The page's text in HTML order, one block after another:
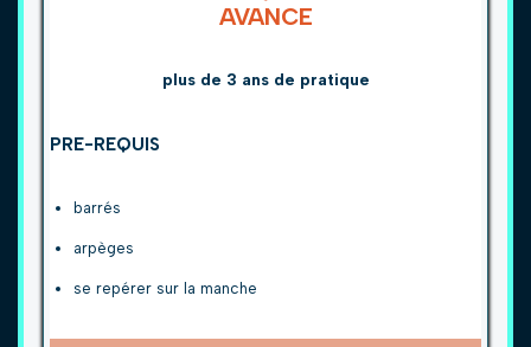
AVANCE
plus de 3 ans de pratique
PRE-REQUIS
barrés
arpèges
se repérer sur la manche